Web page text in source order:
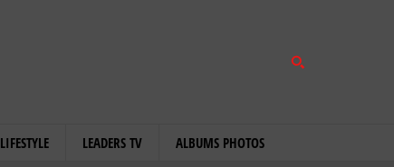
LIFESTYLE LEADERS TV ALBUMS PHOTOS